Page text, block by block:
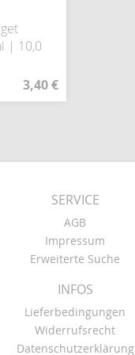
| 10,0
3,40 €
SERVICE
AGB
Impressum
Erweiterte Suche
INFOS
Lieferbedingungen
Widerrufsrecht
Datenschutzerklärung